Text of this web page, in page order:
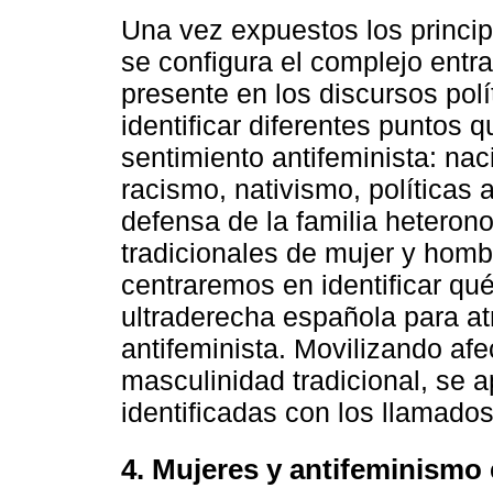
Una vez expuestos los
se configura el complejo
presente en los discursos
identificar diferentes puntos
sentimiento antifeminista:
racismo, nativismo, políticas
defensa de la familia
tradicionales de mujer y
centraremos en identificar
ultraderecha española para
antifeminista. Movilizando
masculinidad tradicional, se
identificadas con los
4. Mujeres y antifeminismo